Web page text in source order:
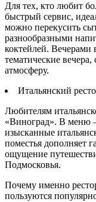
Для тех, кто любит
быстрый сервис,
можно перекусить
разнообразными
коктейлей. Вечерами
тематические
атмосферу.
Итальянский
Любителям
«Виноград». В меню
изысканные
поместья дополняет
ощущение
Подмосковья.
Почему именно
пользуются